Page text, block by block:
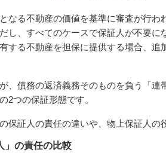
なる不動産の価値を基準に審査が行わ
し、すべてのケースで保証人が不要に
する不動産を担保に提供する場合、追
、債務の返済義務そのものを負う「連
2つの保証形態です。
保証人の責任の違いや、物上保証人の
」の責任の比較